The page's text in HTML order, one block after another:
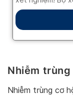
Nhiễm trùng
Nhiễm trùng cơ